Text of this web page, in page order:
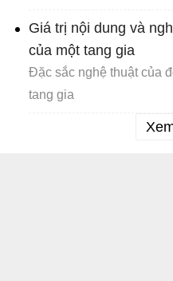
Giá trị nội dung và
của một tang gia
Đặc sắc nghệ thuật của
tang gia